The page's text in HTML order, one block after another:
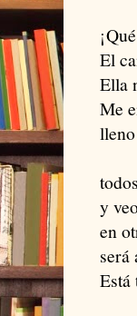
El
Ella
Me
y
en
será